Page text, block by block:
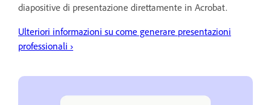
diapositive di presentazione direttamente in Acrobat.
Ulteriori informazioni su come generare presentazioni
professionali ›